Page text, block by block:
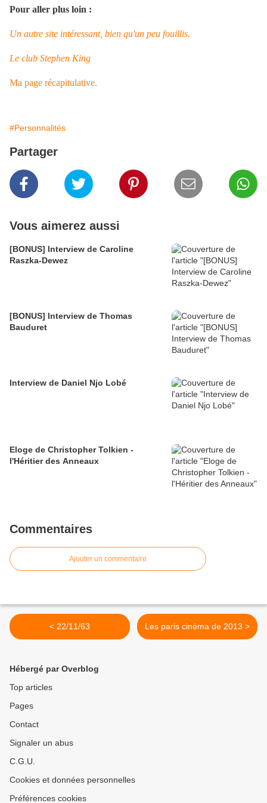
Pour aller plus loin :
Un autre site intéressant, bien qu'un peu fouillis.
Le club Stephen King
Ma page récapitulative.
#Personnalités
Partager
Vous aimerez aussi
[BONUS] Interview de Caroline
Raszka-Dewez
[BONUS] Interview de Thomas
Bauduret
Interview de Daniel Njo Lobé
Eloge de Christopher Tolkien -
l'Héritier des Anneaux
Commentaires
Ajouter un commentaire
< 22/11/63 Les paris cinéma de 2013 >
Hébergé par Overblog
Top articles
Pages
Contact
Signaler un abus
C.G.U.
Cookies et données personnelles
Préférences cookies